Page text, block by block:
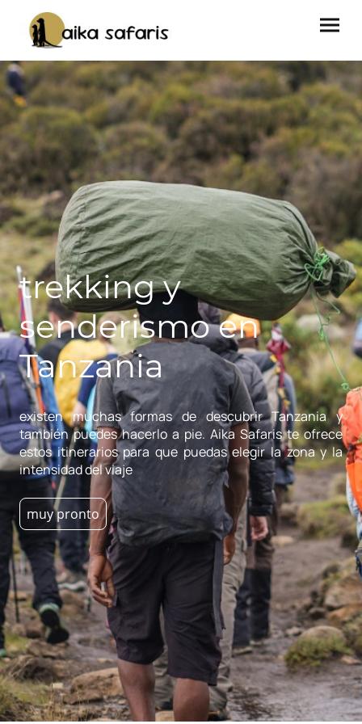
trekking y
senderismo en
Tanzania
existen muchas formas de descubrir Tanzania y
también puedes hacerlo a pie. Aika Safaris te ofrece
estos itinerarios para que puedas elegir la zona y la
intensidad del viaje
muy pronto